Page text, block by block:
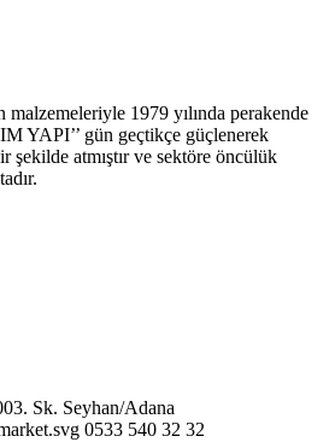
malzemeleriyle 1979 yılında perakende
YAPI’’ gün geçtikçe güçlenerek
şekilde atmıştır ve sektöre öncülük
Sk. Seyhan/Adana
0533 540 32 32